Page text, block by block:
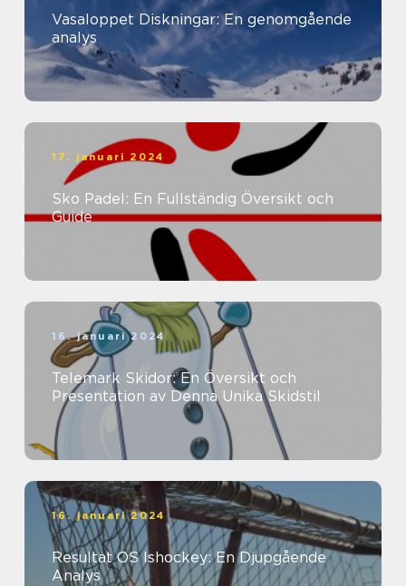
Vasaloppet Diskningar: En genomgående
analys
17. januari 2024
Sko Padel: En Fullständig Översikt och
Guide
16. januari 2024
Telemark Skidor: En Översikt och
Presentation av Denna Unika Skidstil
16. januari 2024
Resultat OS Ishockey: En Djupgående
Analys